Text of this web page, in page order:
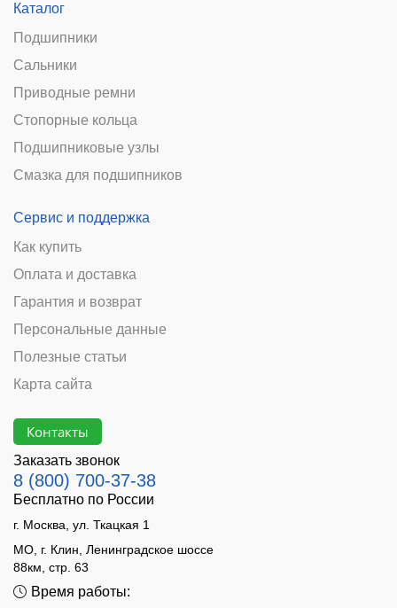
Каталог
Подшипники
Сальники
Приводные ремни
Стопорные кольца
Подшипниковые узлы
Смазка для подшипников
Сервис и поддержка
Как купить
Оплата и доставка
Гарантия и возврат
Персональные данные
Полезные статьи
Карта сайта
Контакты
Заказать звонок
8 (800) 700-37-38
Бесплатно по России
г. Москва, ул. Ткацкая 1
МО, г. Клин, Ленинградское шоссе
88км, стр. 63
Время работы: